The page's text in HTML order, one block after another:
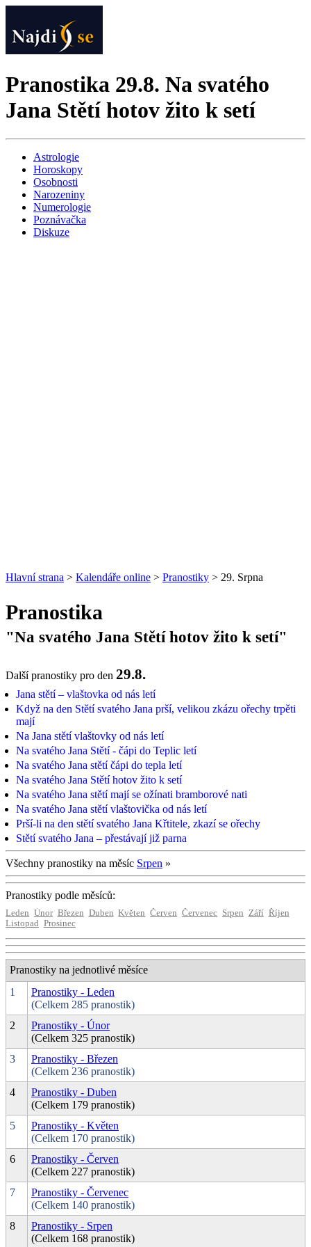
Pranostika 29.8. Na svatého
Jana Stětí hotov žito k setí
Astrologie
Horoskopy
Osobnosti
Narozeniny
Numerologie
Poznávačka
Diskuze
Hlavní strana > Kalendáře online > Pranostiky > 29. Srpna
Pranostika
"Na svatého Jana Stětí hotov žito k setí"
Další pranostiky pro den 29.8.
Jana stětí – vlaštovka od nás letí
Když na den Stětí svatého Jana prší, velikou zkázu ořechy trpěti
mají
Na Jana stětí vlaštovky od nás letí
Na svatého Jana Stětí - čápi do Teplic letí
Na svatého Jana stětí čápi do tepla letí
Na svatého Jana Stětí hotov žito k setí
Na svatého Jana stětí mají se ožínati bramborové nati
Na svatého Jana stětí vlaštovička od nás letí
Prší-li na den stětí svatého Jana Křtitele, zkazí se ořechy
Stětí svatého Jana – přestávají již parna
Všechny pranostiky na měsíc Srpen »
Pranostiky podle měsíců:
Leden Únor Březen Duben Květen Červen Červenec Srpen Září Říjen
Listopad Prosinec
Pranostiky na jednotlivé měsíce
1
Pranostiky - Leden
(Celkem 285 pranostik)
2
Pranostiky - Únor
(Celkem 325 pranostik)
3
Pranostiky - Březen
(Celkem 236 pranostik)
4
Pranostiky - Duben
(Celkem 179 pranostik)
5
Pranostiky - Květen
(Celkem 170 pranostik)
6
Pranostiky - Červen
(Celkem 227 pranostik)
7
Pranostiky - Červenec
(Celkem 140 pranostik)
8
Pranostiky - Srpen
(Celkem 168 pranostik)